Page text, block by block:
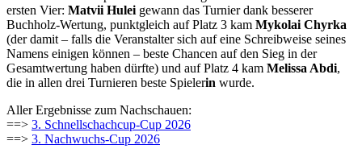
ersten Vier: Matvii Hulei gewann das Turnier dank besserer
Buchholz-Wertung, punktgleich auf Platz 3 kam Mykolai Chyrka
(der damit – falls die Veranstalter sich auf eine Schreibweise seines
Namens einigen können – beste Chancen auf den Sieg in der
Gesamtwertung haben dürfte) und auf Platz 4 kam Melissa Abdi,
die in allen drei Turnieren beste Spielerin wurde.
Aller Ergebnisse zum Nachschauen:
==> 3. Schnellschachcup-Cup 2026
==> 3. Nachwuchs-Cup 2026